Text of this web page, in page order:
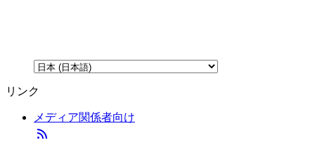
リンク
メディア関係者向け